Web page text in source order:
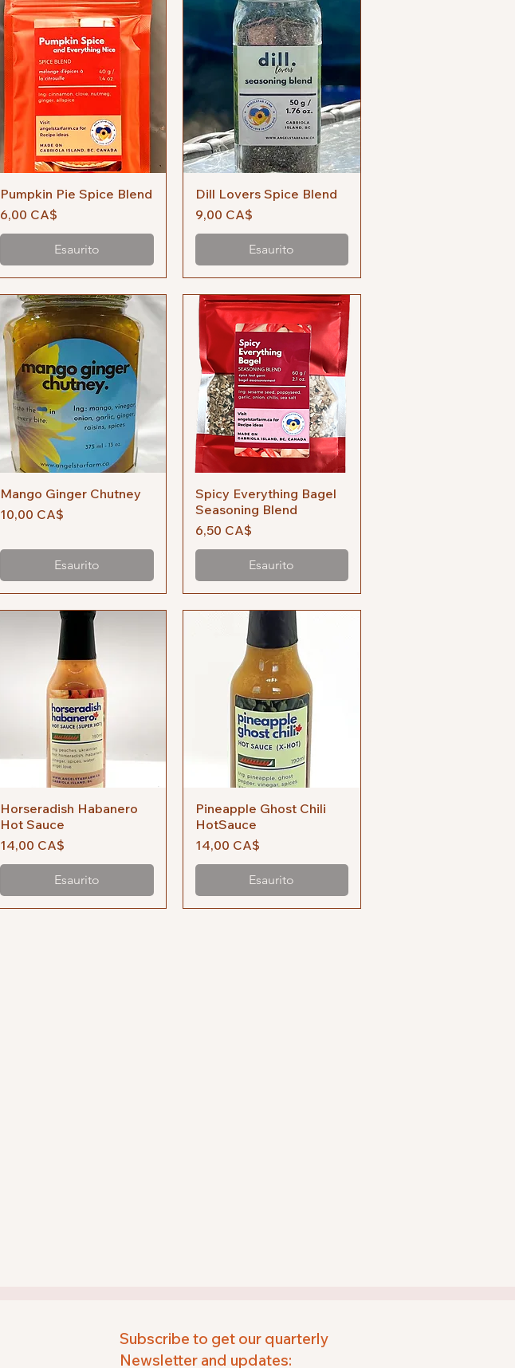
Vista rapida
Pumpkin Pie Spice Blend
Prezzo
6,00 CA$
Esaurito
Vista rapida
Dill Lovers Spice Blend
Prezzo
9,00 CA$
Esaurito
Vista rapida
Mango Ginger Chutney
Prezzo
10,00 CA$
Esaurito
Vista rapida
Spicy Everything Bagel
Seasoning Blend
Prezzo
6,50 CA$
Esaurito
Vista rapida
Horseradish Habanero
Hot Sauce
Prezzo
14,00 CA$
Esaurito
Vista rapida
Pineapple Ghost Chili
HotSauce
Prezzo
14,00 CA$
Esaurito
Subscribe to get our quarterly
Newsletter and updates: